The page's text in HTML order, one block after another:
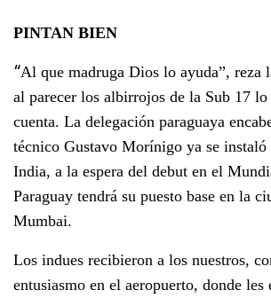
PINTAN BIEN
“Al que madruga Dios lo ayuda”, reza
al parecer los albirrojos de la Sub 17
cuenta. La delegación paraguaya
técnico Gustavo Morínigo ya se instaló
India, a la espera del debut en el
Paraguay tendrá su puesto base en la
Mumbai.
Los indues recibieron a los nuestros,
entusiasmo en el aeropuerto, donde les